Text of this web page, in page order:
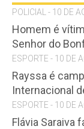
POLICIAL - 10 DE
Homem é
Senhor do
ESPORTE - 10 DE
Rayssa é
Internacional
ESPORTE - 10 DE
Flávia Saraiva